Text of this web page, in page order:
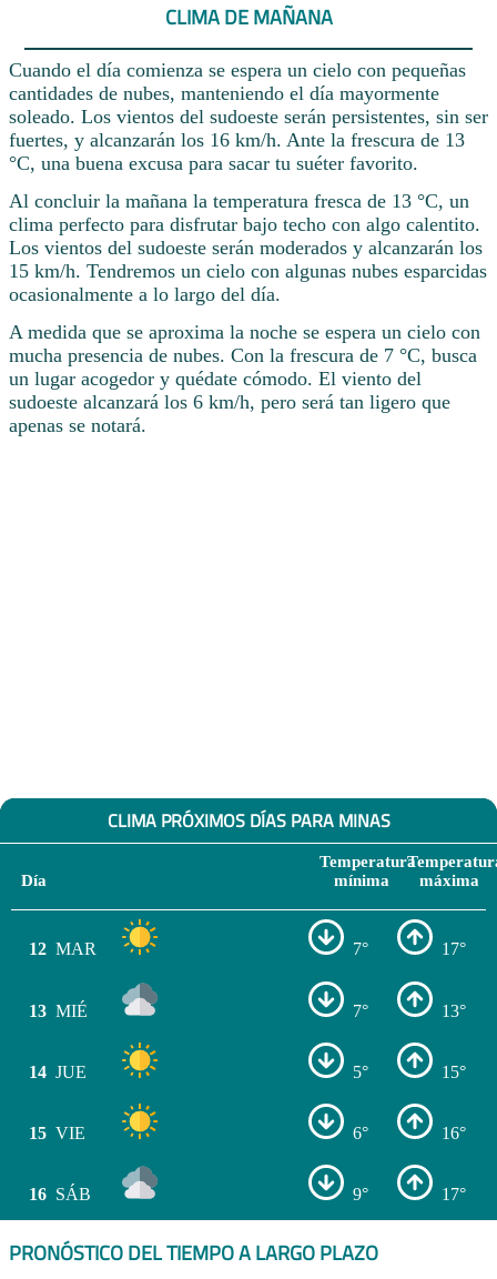
CLIMA DE MAÑANA
Cuando el día comienza se espera un cielo con pequeñas
cantidades de nubes, manteniendo el día mayormente
soleado. Los vientos del sudoeste serán persistentes, sin ser
fuertes, y alcanzarán los 16 km/h. Ante la frescura de 13
°C, una buena excusa para sacar tu suéter favorito.
Al concluir la mañana la temperatura fresca de 13 °C, un
clima perfecto para disfrutar bajo techo con algo calentito.
Los vientos del sudoeste serán moderados y alcanzarán los
15 km/h. Tendremos un cielo con algunas nubes esparcidas
ocasionalmente a lo largo del día.
A medida que se aproxima la noche se espera un cielo con
mucha presencia de nubes. Con la frescura de 7 °C, busca
un lugar acogedor y quédate cómodo. El viento del
sudoeste alcanzará los 6 km/h, pero será tan ligero que
apenas se notará.
CLIMA PRÓXIMOS DÍAS PARA MINAS
Día
Temperatura
mínima
máxima
12 MAR 7° 17°
13 MIÉ 7° 13°
14 JUE 5° 15°
15 VIE 6° 16°
16 SÁB 9° 17°
PRONÓSTICO DEL TIEMPO A LARGO PLAZO